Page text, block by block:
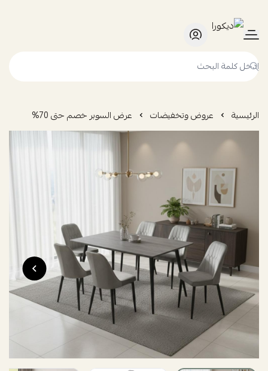
ديكورا
الرئيسية عروض وتخفيضات عرض السوبر خصم حتى 70%